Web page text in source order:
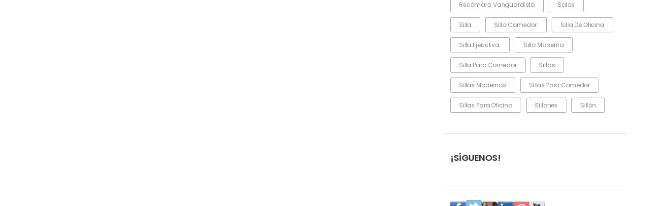
Recámara Vanguardista Salas
Silla Silla Comedor. Silla De Oficina
Silla Ejecutiva. Silla Moderna
Silla Para Comedor Sillas
Sillas Modernas Sillas Para Comedor
Sillas Para Oficina Sillones Sillón
¡SÍGUENOS!